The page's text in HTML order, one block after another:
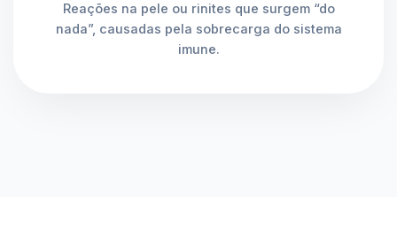
Reações na pele ou rinites que surgem “do
nada”, causadas pela sobrecarga do sistema
imune.